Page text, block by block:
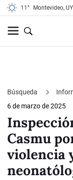
11° Montevideo, UY
Búsqueda
6 de marzo de 2025
Casmu
violencia